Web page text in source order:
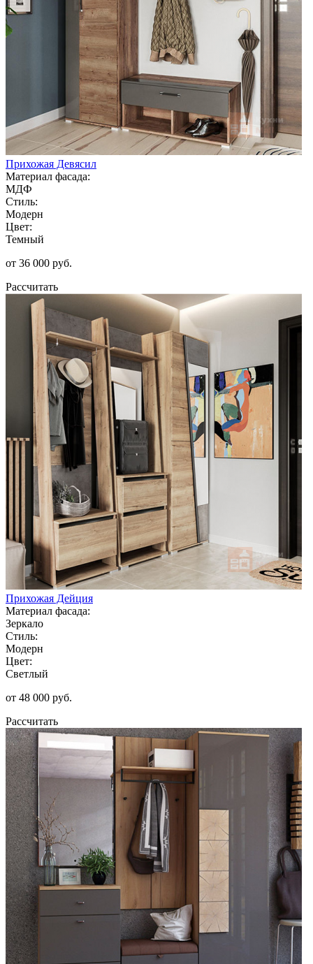
Прихожая Девясил
Материал фасада:
МДФ
Стиль:
Модерн
Цвет:
Темный
от 36 000 руб.
Рассчитать
Прихожая Дейция
Материал фасада:
Зеркало
Стиль:
Модерн
Цвет:
Светлый
от 48 000 руб.
Рассчитать